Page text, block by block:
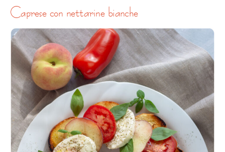
caprese con nettarine bianche